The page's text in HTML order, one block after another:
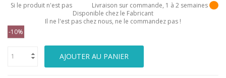
Livraison sur commande, 1 à 2 semaines
Si le produit n'est pas
Disponible chez le Fabricant
Il ne l'est pas chez nous, ne le commandez pas !
-10%
AJOUTER AU PANIER